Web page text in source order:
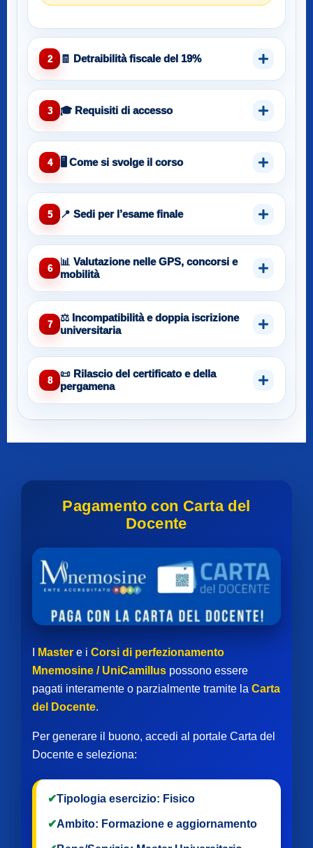
2 🧾 Detraibilità fiscale del 19%
3 🎓 Requisiti di accesso
4 🖥️ Come si svolge il corso
5 📍 Sedi per l’esame finale
6
📊 Valutazione nelle GPS, concorsi e
mobilità
7
⚖️ Incompatibilità e doppia iscrizione
universitaria
8
📜 Rilascio del certificato e della
pergamena
Pagamento con Carta del
Docente
Master e i Corsi di perfezionamento
Mnemosine / UniCamillus possono essere
pagati interamente o parzialmente tramite la Carta
del Docente.
Per generare il buono, accedi al portale Carta del
Docente e seleziona:
✔Tipologia esercizio: Fisico
✔Ambito: Formazione e aggiornamento